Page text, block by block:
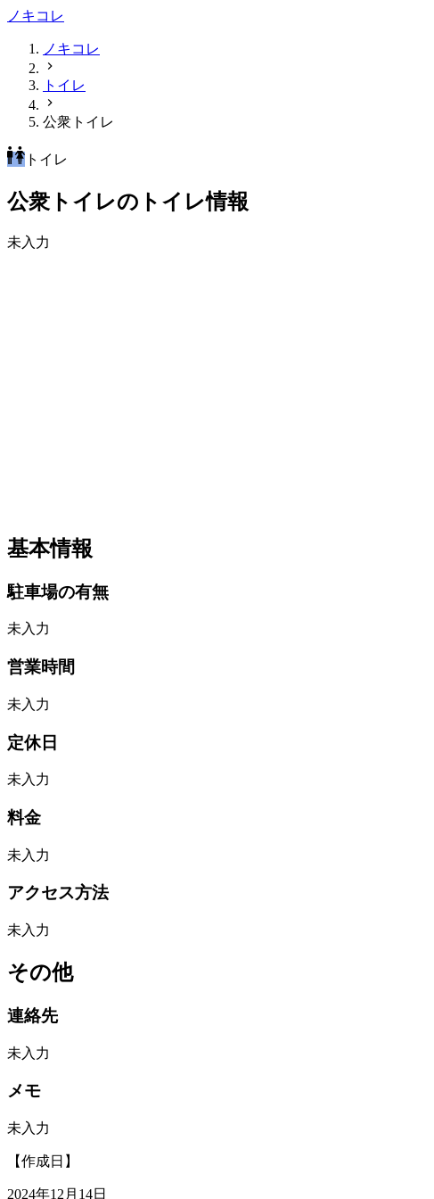
ノキコレ
ノキコレ
トイレ
公衆トイレ
トイレ
公衆トイレのトイレ情報
未入力
基本情報
駐車場の有無
未入力
営業時間
未入力
定休日
未入力
料金
未入力
アクセス方法
未入力
その他
連絡先
未入力
メモ
未入力
【作成日】
2024年12月14日